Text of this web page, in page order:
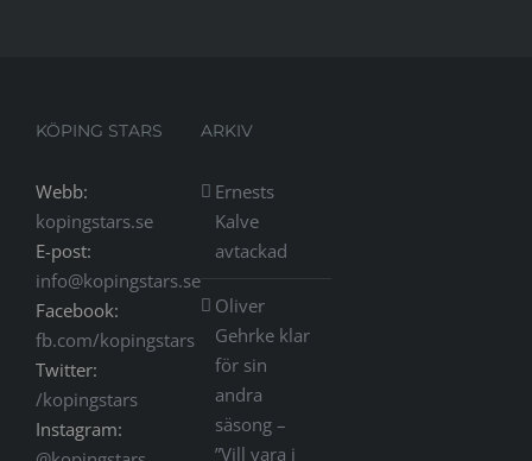
KÖPING STARS
Webb:
kopingstars.se
E-post:
info@kopingstars.se
Facebook:
fb.com/kopingstars
Twitter:
/kopingstars
Instagram:
ARKIV
Ernests
Kalve
avtackad
Oliver
Gehrke klar
för sin
andra
säsong –
”Vill vara i